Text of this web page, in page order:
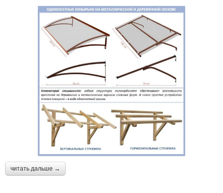
читать дальше →